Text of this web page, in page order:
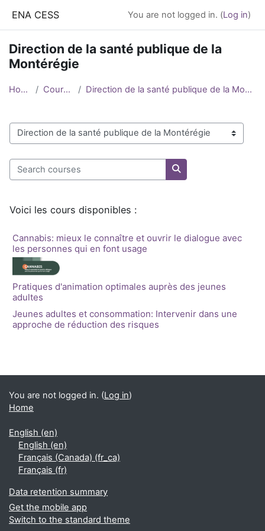
ENA CESS You are not logged in. (Log in)
Direction de la santé publique de la
Montérégie
Home Courses Direction de la santé publique de la Montérégie
Course categories
Search courses
Search courses
Voici les cours disponibles :
Cannabis: mieux le connaître et ouvrir le dialogue avec
les personnes qui en font usage
Pratiques d'animation optimales auprès des jeunes
adultes
Jeunes adultes et consommation: Intervenir dans une
approche de réduction des risques
You are not logged in. (Log in)
Home
English ‎(en)‎
English ‎(en)‎
Français (Canada) ‎(fr_ca)‎
Français ‎(fr)‎
Data retention summary
Get the mobile app
Switch to the standard theme